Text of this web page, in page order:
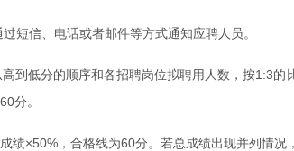
短信、电话或者邮件等方式通知应聘人员。
到低分的顺序和各招聘岗位拟聘用人数，按1:3
分。
×50%，合格线为60分。若总成绩出现并列情况